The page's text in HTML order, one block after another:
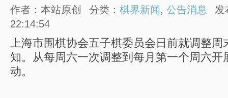
作者：本站原创 分类： 棋界新闻, 公告消息
发
22:14:54
上海市围棋协会五子棋委员会日前就调整
知。从每周六一次调整到每月第一个周六开
动。